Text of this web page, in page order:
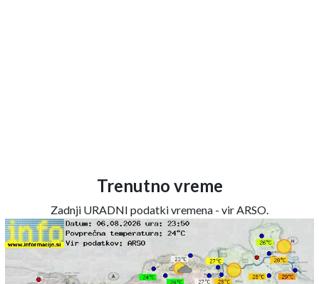
Trenutno vreme
Zadnji URADNI podatki vremena - vir ARSO.